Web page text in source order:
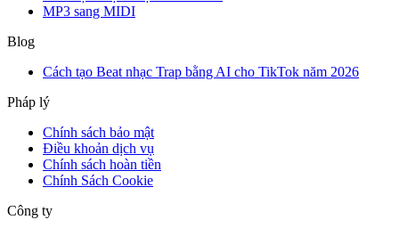
MP3 sang MIDI
Blog
Cách tạo Beat nhạc Trap bằng AI cho TikTok năm 2026
Pháp lý
Chính sách bảo mật
Điều khoản dịch vụ
Chính sách hoàn tiền
Chính Sách Cookie
Công ty